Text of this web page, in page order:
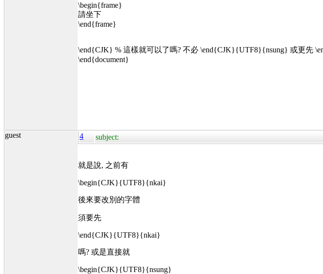
\begin{frame}
請坐下
\end{frame}
\end{CJK} % 這樣就可以了嗎? 不必 \end{CJK}{UTF8}{nsung} 或更先
\end{document}
guest 4 subject:
就是說, 之前有
\begin{CJK}{UTF8}{nkai}
後來要改別的字體
須要先
\end{CJK}{UTF8}{nkai}
嗎? 或是直接就
\begin{CJK}{UTF8}{nsung}